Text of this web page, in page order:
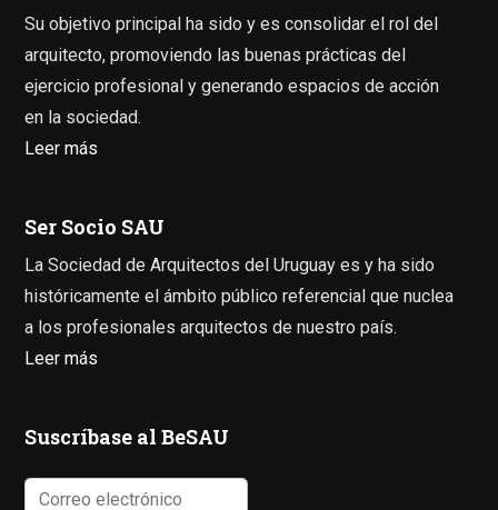
Su objetivo principal ha sido y es consolidar el rol del
arquitecto, promoviendo las buenas prácticas del
ejercicio profesional y generando espacios de acción
en la sociedad.
Leer más
Ser Socio SAU
La Sociedad de Arquitectos del Uruguay es y ha sido
históricamente el ámbito público referencial que nuclea
a los profesionales arquitectos de nuestro país.
Leer más
Suscríbase al BeSAU